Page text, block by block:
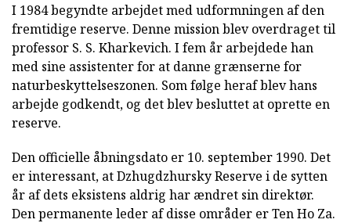
I 1984 begyndte arbejdet med udformningen af den
fremtidige reserve. Denne mission blev overdraget til
professor S. S. Kharkevich. I fem år arbejdede han
med sine assistenter for at danne grænserne for
naturbeskyttelseszonen. Som følge heraf blev hans
arbejde godkendt, og det blev besluttet at oprette en
reserve.
Den officielle åbningsdato er 10. september 1990. Det
er interessant, at Dzhugdzhursky Reserve i de sytten
år af dets eksistens aldrig har ændret sin direktør.
Den permanente leder af disse områder er Ten Ho Za.